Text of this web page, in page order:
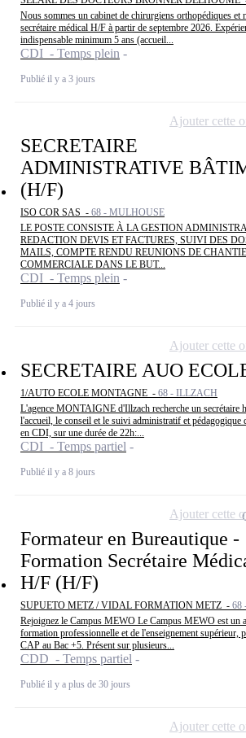
Nous sommes un cabinet de chirurgiens orthopédiques et
secrétaire médical H/F à partir de septembre 2026.
indispensable minimum 5 ans (accueil...
CDI - Temps plein
Publié il y a 3 jours
SECRETAIRE
ADMINISTRATIVE
(H/F)
ISO COR SAS - 68 - MULHOUSE
LE POSTE CONSISTE À LA GESTION
REDACTION DEVIS ET FACTURES, SUIVI DES
MAILS, COMPTE RENDU REUNIONS DE
COMMERCIALE DANS LE BUT...
CDI - Temps plein
Publié il y a 4 jours
Ajouter cette
SECRETAIRE AUO
1/AUTO ECOLE MONTAGNE - 68 - ILLZACH
L'agence MONTAIGNE d'Illzach recherche un secrétaire
l'accueil, le conseil et le suivi administratif et pédagogique
en CDI, sur une durée de 22h:...
CDI - Temps partiel
Publié il y a 8 jours
Ajouter cette
Formateur en Bureautique -
Formation Secrétaire
H/F (H/F)
SUPUETO METZ / VIDAL FORMATION METZ - 68
Rejoignez le Campus MEWO Le Campus MEWO est un
formation professionnelle et de l'enseignement supérieur,
CAP au Bac +5. Présent sur plusieurs...
CDD - Temps partiel
Publié il y a plus de 30 jours
Ajouter cette
Ajouter cette